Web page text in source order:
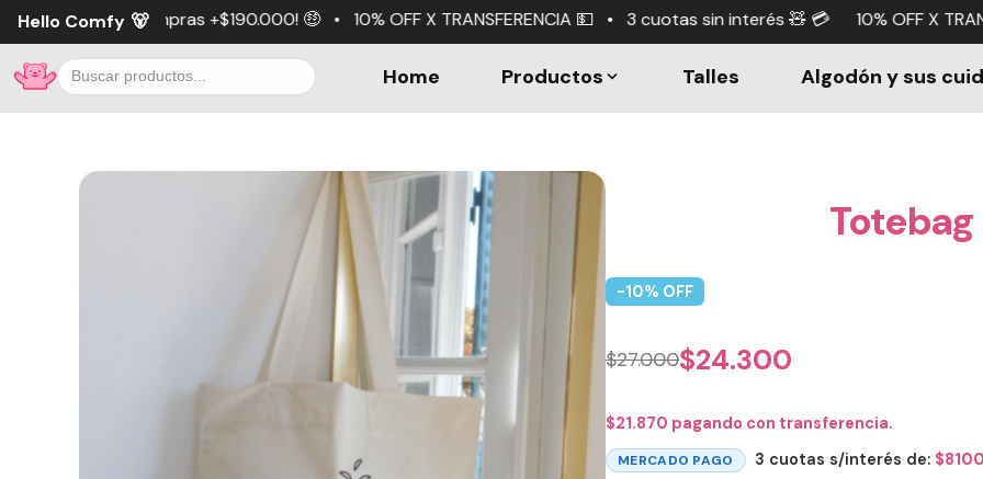
Hello Comfy 🐻
+$190.000! 🤑 • 10% OFF X TRANSFERENCIA 💵 • 3 cuotas sin interés 🧸 💳 10% OFF X TRANSFERENCIA 💵
Home Productos Talles Algodón y sus
Totebag
-10% OFF
$27.000$24.300
$21.870 pagando con transferencia.
MERCADO PAGO 3 cuotas s/interés de: $8100